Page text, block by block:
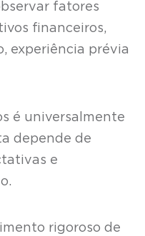
fatores
financeiros,
experiência prévia
é universalmente
depende de
e
rigoroso de